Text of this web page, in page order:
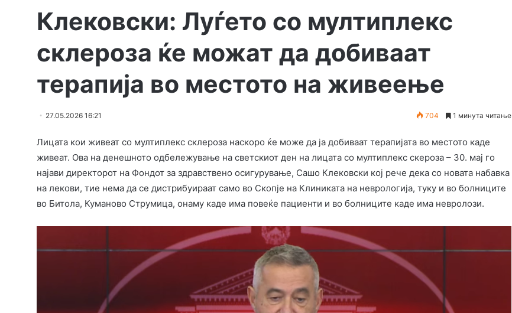
Клековски: Луѓето со мултиплекс
склероза ќе можат да добиваат
терапија во местото на живеење
27.05.2026 16:21 704 1 минута читање
Лицата кои живеат со мултиплекс склероза наскоро ќе може да ја добиваат терапијата во местото каде
живеат. Ова на денешното одбележување на светскиот ден на лицата со мултиплекс скероза – 30. мај го
најави директорот на Фондот за здравствено осигурување, Сашо Клековски кој рече дека со новата набавка
на лекови, тие нема да се дистрибуираат само во Скопје на Клиниката на неврологија, туку и во болниците
во Битола, Куманово Струмица, онаму каде има повеќе пациенти и во болниците каде има невролози.